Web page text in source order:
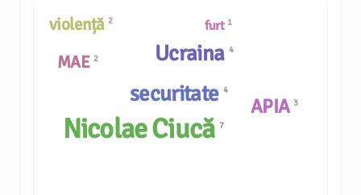
MAE 2
securitate 4
violență 2
Ucraina 4
furt 1
APIA 3
Nicolae Ciucă7